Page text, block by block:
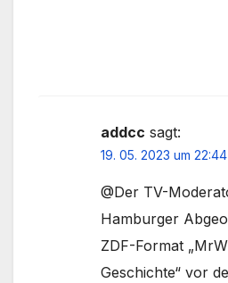
addcc sagt:
19. 05. 2023 um
@Der TV-
Hamburger
ZDF-Format
Geschichte“ vor